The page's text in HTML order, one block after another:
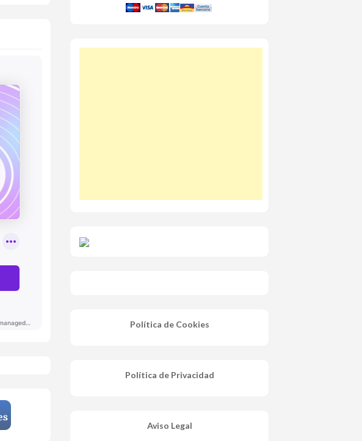
Política de Cookies
Política de Privacidad
Aviso Legal